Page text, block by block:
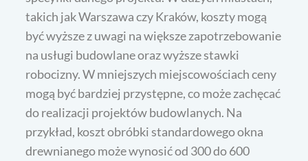
takich jak Warszawa czy Kraków, koszty mogą
być wyższe z uwagi na większe zapotrzebowanie
na usługi budowlane oraz wyższe stawki
robocizny. W mniejszych miejscowościach ceny
mogą być bardziej przystępne, co może zachęcać
do realizacji projektów budowlanych. Na
przykład, koszt obróbki standardowego okna
drewnianego może wynosić od 300 do 600